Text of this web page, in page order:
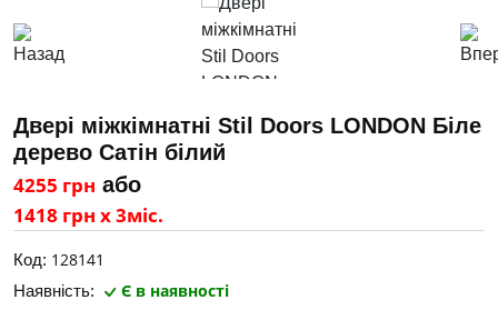
Двері міжкімнатні Stil Doors LONDON Біле
дерево Сатін білий
4255 грн або
1418 грн х 3міс.
Код: 128141
Наявність: Є в наявності